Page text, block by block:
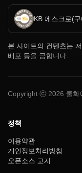
KB 에스크로(
본 사이트의 컨텐츠는
배포 등을 금합니다.
Copyright ⓒ 2026 쿨화
정책
이용약관
개인정보처리방침
오픈소스 고지